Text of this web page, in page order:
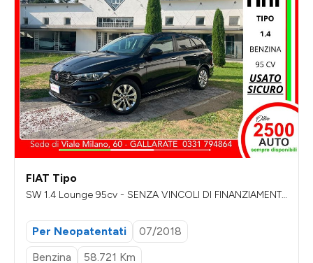
FIAT Tipo
SW 1.4 Lounge 95cv - SENZA VINCOLI DI FINANZIAMENT
Per Neopatentati
07/2018
Benzina
58.721 Km